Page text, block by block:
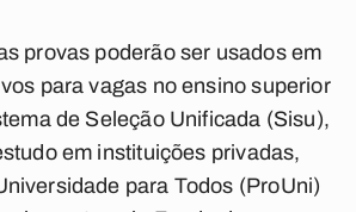
provas poderão ser usados em
para vagas no ensino superior
de Seleção Unificada (Sisu),
em instituições privadas,
para Todos (ProUni)